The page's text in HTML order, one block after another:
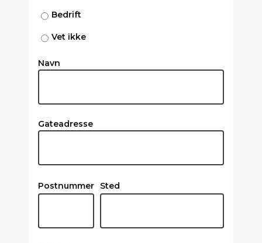
Bedrift
Vet ikke
Navn
Gateadresse
Postnummer Sted